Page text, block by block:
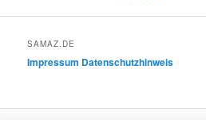
SAMAZ.DE
Impressum Datenschutzhinweis